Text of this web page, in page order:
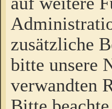
zusätzliche
bitte unsere
verwandten